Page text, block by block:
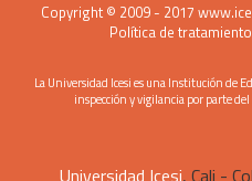
Copyright © 2009 - 2017
Política de
La Universidad Icesi es una Institución de
inspección y vigilancia por parte
Universidad Icesi, Cali -